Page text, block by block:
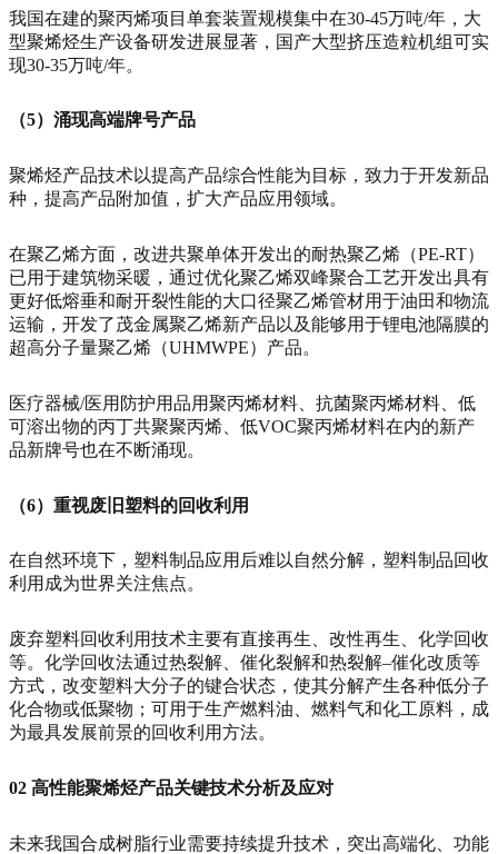
我国在建的聚丙烯项目单套装置规模集中在30-45万吨/年，大
型聚烯烃生产设备研发进展显著，国产大型挤压造粒机组可实
现30-35万吨/年。
（5）涌现高端牌号产品
聚烯烃产品技术以提高产品综合性能为目标，致力于开发新品
种，提高产品附加值，扩大产品应用领域。
在聚乙烯方面，改进共聚单体开发出的耐热聚乙烯（PE-RT）
已用于建筑物采暖，通过优化聚乙烯双峰聚合工艺开发出具有
更好低熔垂和耐开裂性能的大口径聚乙烯管材用于油田和物流
运输，开发了茂金属聚乙烯新产品以及能够用于锂电池隔膜的
超高分子量聚乙烯（UHMWPE）产品。
医疗器械/医用防护用品用聚丙烯材料、抗菌聚丙烯材料、低
可溶出物的丙丁共聚聚丙烯、低VOC聚丙烯材料在内的新产
品新牌号也在不断涌现。
（6）重视废旧塑料的回收利用
在自然环境下，塑料制品应用后难以自然分解，塑料制品回收
利用成为世界关注焦点。
废弃塑料回收利用技术主要有直接再生、改性再生、化学回收
等。化学回收法通过热裂解、催化裂解和热裂解–催化改质等
方式，改变塑料大分子的键合状态，使其分解产生各种低分子
化合物或低聚物；可用于生产燃料油、燃料气和化工原料，成
为最具发展前景的回收利用方法。
02 高性能聚烯烃产品关键技术分析及应对
未来我国合成树脂行业需要持续提升技术，突出高端化、功能